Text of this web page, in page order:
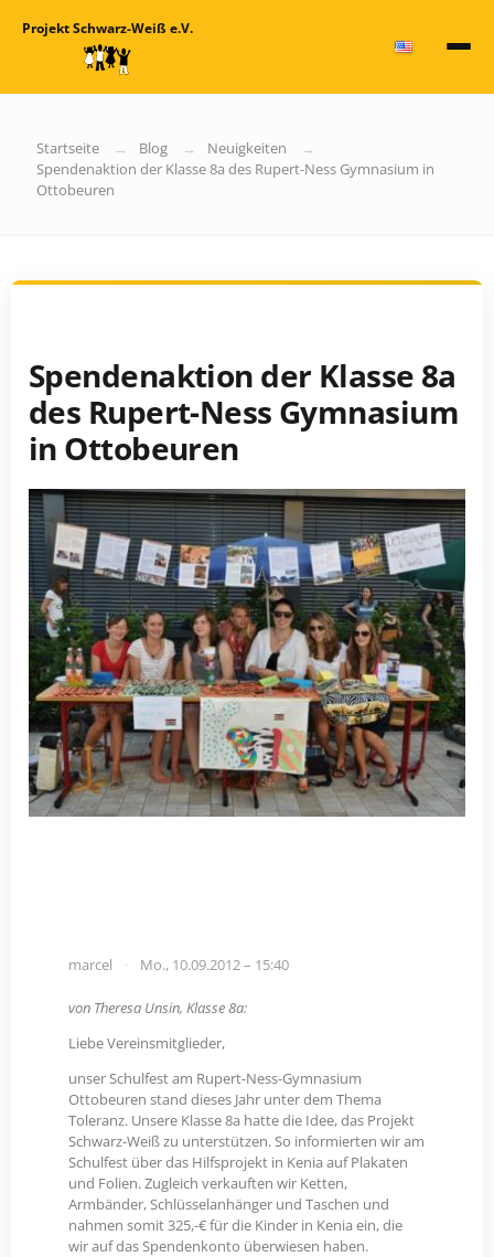
Projekt Schwarz-Weiß e.V.
Startseite Blog
Neuigkeiten
Spendenaktion der Klasse 8a des Rupert-Ness Gymnasium in
Ottobeuren
Spendenaktion der Klasse 8a
des Rupert-Ness Gymnasium
in Ottobeuren
marcel Mo., 10.09.2012 – 15:40
von Theresa Unsin, Klasse 8a:
Liebe Vereinsmitglieder,
unser Schulfest am Rupert-Ness-Gymnasium
Ottobeuren stand dieses Jahr unter dem Thema
Toleranz. Unsere Klasse 8a hatte die Idee, das Projekt
Schwarz-Weiß zu unterstützen. So informierten wir am
Schulfest über das Hilfsprojekt in Kenia auf Plakaten
und Folien. Zugleich verkauften wir Ketten,
Armbänder, Schlüsselanhänger und Taschen und
nahmen somit 325,-€ für die Kinder in Kenia ein, die
wir auf das Spendenkonto überwiesen haben.